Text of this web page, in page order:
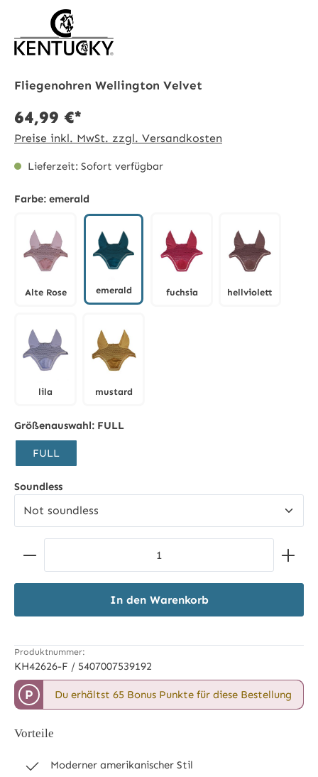
Fliegenohren Wellington Velvet
64,99 €*
Preise inkl. MwSt. zzgl. Versandkosten
Lieferzeit: Sofort verfügbar
Farbe: emerald
Alte Rose emerald fuchsia hellviolett
lila mustard
Größenauswahl: FULL
FULL
Soundlessauswählen
Produkt Anzahl: Gib den gewünschten Wert ein
In den Warenkorb
Produktnummer:
KH42626-F / 5407007539192
P Du erhältst 65 Bonus Punkte für diese Bestellung
Vorteile
Moderner amerikanischer Stil